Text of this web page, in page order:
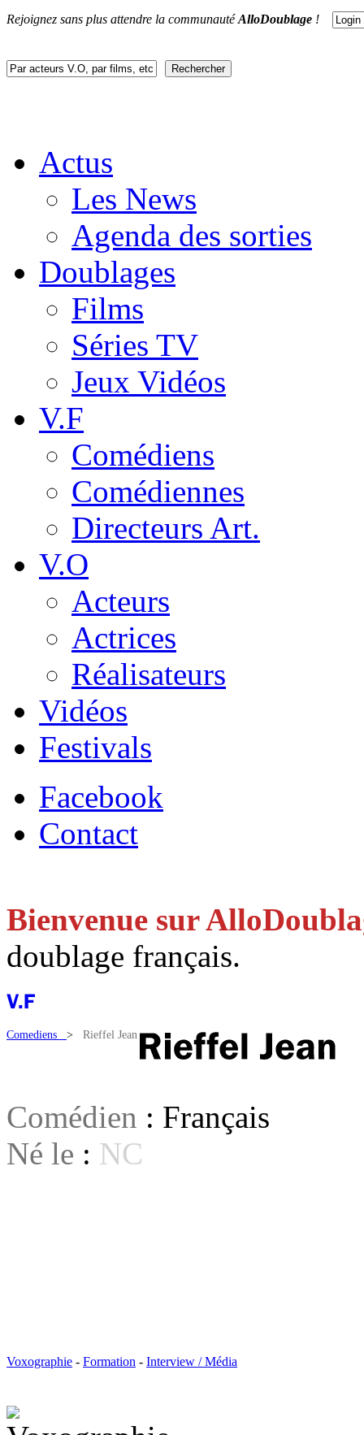
Rejoignez sans plus attendre la communautéAlloDoublage !
Actus
Les News
Agenda des sorties
Doublages
Films
Séries TV
Jeux Vidéos
V.F
Comédiens
Comédiennes
Directeurs Art.
V.O
Acteurs
Actrices
Réalisateurs
Vidéos
Festivals
Facebook
Contact
Bienvenue sur
doublage français.
Comediens > Rieffel Jean
Comédien : Français
Né le : NC
Voxographie - Formation - Interview / Média